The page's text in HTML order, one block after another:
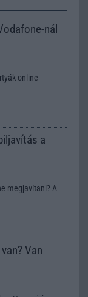
nál
online
a
megjavítani? A
Van